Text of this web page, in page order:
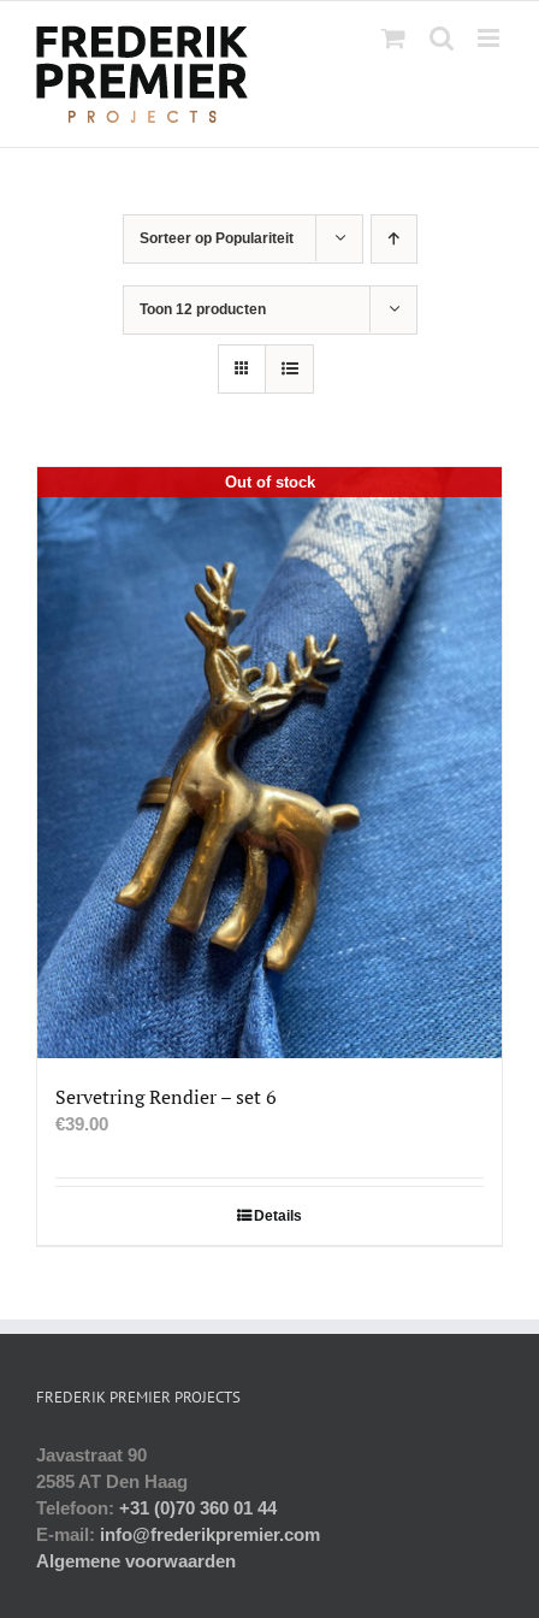
inhoud
Sorteer op Populariteit
Toon 12 producten
Out of stock
Servetring Rendier – set 6
€39.00
Details
FREDERIK PREMIER PROJECTS
Javastraat 90
2585 AT Den Haag
Telefoon: +31 (0)70 360 01 44
E-mail: info@frederikpremier.com
Algemene voorwaarden